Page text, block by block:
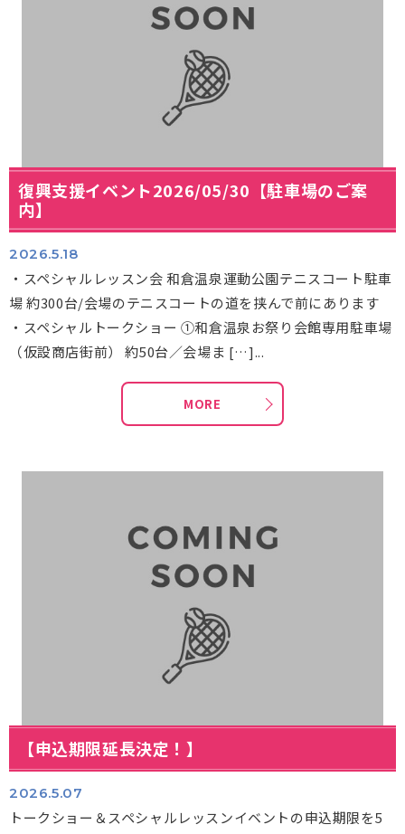
復興支援イベント2026/05/30【駐車場のご案
内】
2026.5.18
・スペシャルレッスン会 和倉温泉運動公園テニスコート駐車
場 約300台/会場のテニスコートの道を挟んで前にあります
・スペシャルトークショー ①和倉温泉お祭り会館専用駐車場
（仮設商店街前） 約50台／会場ま […]...
MORE
【申込期限延長決定！】
2026.5.07
トークショー＆スペシャルレッスンイベントの申込期限を5